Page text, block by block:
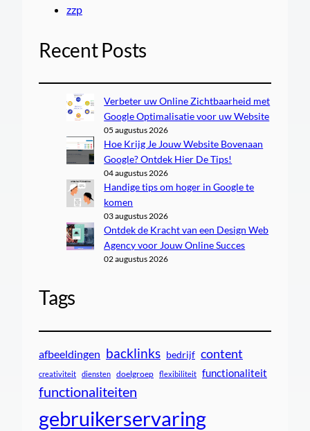
zzp
Recent Posts
Verbeter uw Online Zichtbaarheid met
Google Optimalisatie voor uw Website
05 augustus 2026
Hoe Krijg Je Jouw Website Bovenaan
Google? Ontdek Hier De Tips!
04 augustus 2026
Handige tips om hoger in Google te
komen
03 augustus 2026
Ontdek de Kracht van een Design Web
Agency voor Jouw Online Succes
02 augustus 2026
Tags
afbeeldingen backlinks bedrijf content
creativiteit diensten doelgroep flexibiliteit functionaliteit
functionaliteiten
gebruikerservaring